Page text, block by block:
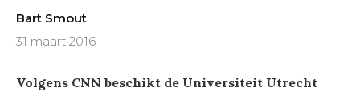
Bart Smout
31 maart 2016
Volgens CNN beschikt de Universiteit Utrecht